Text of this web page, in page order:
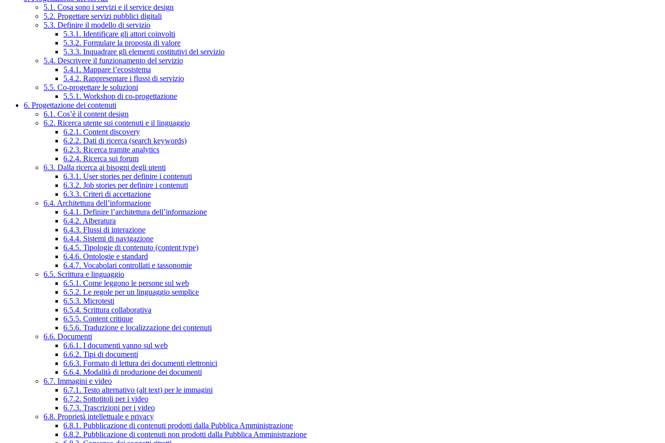
5.1. Cosa sono i servizi e il service design
5.2. Progettare servizi pubblici digitali
5.3. Definire il modello di servizio
5.3.1. Identificare gli attori coinvolti
5.3.2. Formulare la proposta di valore
5.3.3. Inquadrare gli elementi costitutivi del servizio
5.4. Descrivere il funzionamento del servizio
5.4.1. Mappare l’ecosistema
5.4.2. Rappresentare i flussi di servizio
5.5. Co-progettare le soluzioni
5.5.1. Workshop di co-progettazione
6. Progettazione dei contenuti
6.1. Cos’è il content design
6.2. Ricerca utente sui contenuti e il linguaggio
6.2.1. Content discovery
6.2.2. Dati di ricerca (search keywords)
6.2.3. Ricerca tramite analytics
6.2.4. Ricerca sui forum
6.3. Dalla ricerca ai bisogni degli utenti
6.3.1. User stories per definire i contenuti
6.3.2. Job stories per definire i contenuti
6.3.3. Criteri di accettazione
6.4. Architettura dell’informazione
6.4.1. Definire l’architettura dell’informazione
6.4.2. Alberatura
6.4.3. Flussi di interazione
6.4.4. Sistemi di navigazione
6.4.5. Tipologie di contenuto (content type)
6.4.6. Ontologie e standard
6.4.7. Vocabolari controllati e tassonomie
6.5. Scrittura e linguaggio
6.5.1. Come leggono le persone sul web
6.5.2. Le regole per un linguaggio semplice
6.5.3. Microtesti
6.5.4. Scrittura collaborativa
6.5.5. Content critique
6.5.6. Traduzione e localizzazione dei contenuti
6.6. Documenti
6.6.1. I documenti vanno sul web
6.6.2. Tipi di documenti
6.6.3. Formato di lettura dei documenti elettronici
6.6.4. Modalità di produzione dei documenti
6.7. Immagini e video
6.7.1. Testo alternativo (alt text) per le immagini
6.7.2. Sottotitoli per i video
6.7.3. Trascrizioni per i video
6.8. Proprietà intellettuale e privacy
6.8.1. Pubblicazione di contenuti prodotti dalla Pubblica Amministrazione
6.8.2. Pubblicazione di contenuti non prodotti dalla Pubblica Amministrazione